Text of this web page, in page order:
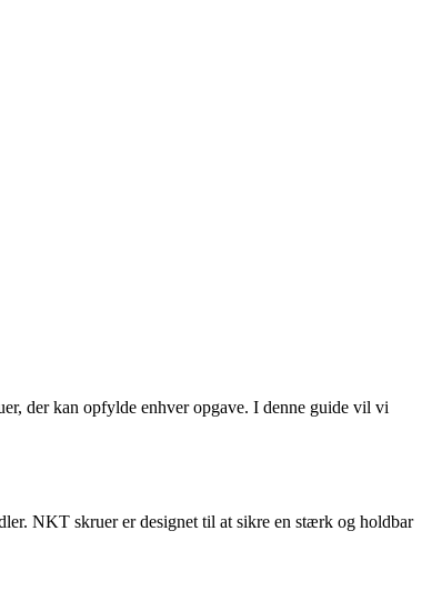
der kan opfylde enhver opgave. I denne guide vil vi
NKT skruer er designet til at sikre en stærk og holdbar